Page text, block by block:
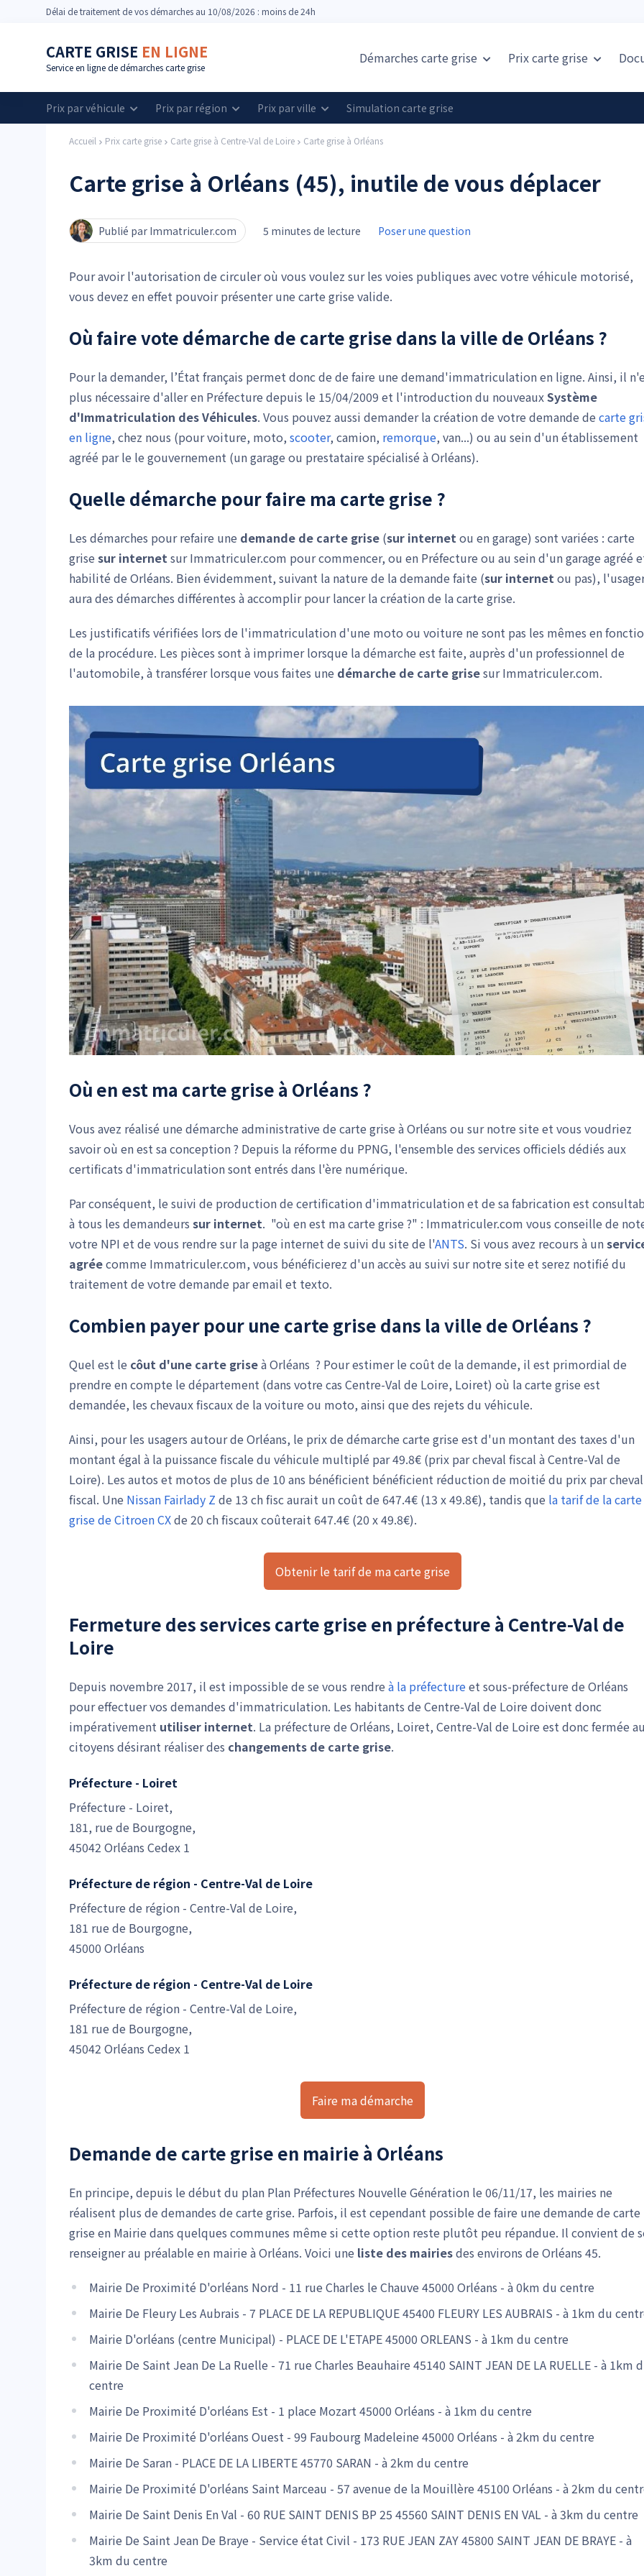
Délai de traitement de vos démarches au 10/08/2026 : moins de 24h
CARTE GRISE EN LIGNE
Service en ligne de démarches carte grise
Démarches carte grise Prixcarte grise
Prix par véhicule Prix par région Prix par ville Simulation carte grise
Accueil Prix carte grise Carte grise à Centre-Val de Loire Carte grise à Orléans
Carte grise à Orléans (45), inutile de vous déplacer
Publié par Immatriculer.com 5 minutes de lecture Poser une question
Pour avoir l'autorisation de circuler où vous voulez sur les voies publiques avec votre véhicule motorisé,
vous devez en effet pouvoir présenter une carte grise valide.
Où faire vote démarche de carte grise dans la ville de Orléans ?
Pour la demander, l’État français permet donc de de faire une demand'immatriculation en ligne. Ainsi, il
plus nécessaire d'aller en Préfecture depuis le 15/04/2009 et l'introduction du nouveauxSystème
d'Immatriculation des Véhicules. Vous pouvez aussi demander la création de votre demande de carte
en ligne, chez nous (pour voiture, moto, scooter, camion, remorque, van...) ou au sein d'un établissement
agréé par le le gouvernement (un garage ou prestataire spécialisé à Orléans).
Quelle démarche pour faire ma carte grise ?
Les démarches pour refaire une demande de carte grise (sur internetou en garage) sont variées : carte
grise sur internetsur Immatriculer.com pour commencer, ou en Préfecture ou au sein d'un garage agréé
habilité de Orléans. Bien évidemment, suivant la nature de la demande faite (sur internetou pas),
aura des démarches différentes à accomplir pour lancer la création de la carte grise.
Les justificatifs vérifiées lors de l'immatriculation d'une moto ou voiture ne sont pas les mêmes en
de la procédure. Les pièces sont à imprimer lorsque la démarche est faite, auprès d'un professionnel de
l'automobile, à transférer lorsque vous faites une démarche de carte grisesur Immatriculer.com.
Où en est ma carte grise à Orléans ?
Vous avez réalisé une démarche administrative de carte grise à Orléans ou sur notre site et vous voudriez
savoir où en est sa conception ? Depuis la réforme du PPNG, l'ensemble des services officiels dédiés aux
certificats d'immatriculation sont entrés dans l'ère numérique.
Par conséquent, le suivi de production de certification d'immatriculation et de sa fabrication est
à tous les demandeurs sur internet. "où en est ma carte grise ?" : Immatriculer.com vous conseille de
votre NPI et de vous rendre sur la page internet de suivi du site de l'ANTS. Si vous avez recours à un
agréecomme Immatriculer.com, vous bénéficierez d'un accès au suivi sur notre site et serez notifié du
traitement de votre demande par email et texto.
Combien payer pour une carte grise dans la ville de Orléans ?
Quel est le côut d'une carte griseà Orléans ? Pour estimer le coût de la demande, il est primordial de
prendre en compte le département (dans votre cas Centre-Val de Loire, Loiret) où la carte grise est
demandée, les chevaux fiscaux de la voiture ou moto, ainsi que des rejets du véhicule.
Ainsi, pour les usagers autour de Orléans, le prix de démarche carte grise est d'un montant des taxes d'un
montant égal à la puissance fiscale du véhicule multiplé par 49.8€ (prix par cheval fiscal à Centre-Val de
Loire). Les autos et motos de plus de 10 ans bénéficient bénéficient réduction de moitié du prix par cheval
fiscal. Une Nissan Fairlady Z de 13 ch fisc aurait un coût de 647.4€ (13 x 49.8€), tandis que la tarif de la carte
grise de Citroen CXde 20 ch fiscaux coûterait 647.4€ (20 x 49.8€).
Obtenir le tarif de ma carte grise
Fermeture des services carte grise en préfecture à Centre-Val de
Loire
Depuis novembre 2017, il est impossible de se vous rendre à la préfectureet sous-préfecture de Orléans
pour effectuer vos demandes d'immatriculation. Les habitants de Centre-Val de Loire doivent donc
impérativement utiliser internet. La préfecture de Orléans, Loiret, Centre-Val de Loire est donc fermée
citoyens désirant réaliser des changements de carte grise.
Préfecture - Loiret
Préfecture - Loiret,
181, rue de Bourgogne,
45042 Orléans Cedex 1
Préfecture de région - Centre-Val de Loire
Préfecture de région - Centre-Val de Loire,
181 rue de Bourgogne,
45000 Orléans
Préfecture de région - Centre-Val de Loire
Préfecture de région - Centre-Val de Loire,
181 rue de Bourgogne,
45042 Orléans Cedex 1
Faire ma démarche
Demande de carte grise en mairie à Orléans
En principe, depuis le début du plan Plan Préfectures Nouvelle Génération le 06/11/17, les mairies ne
réalisent plus de demandes de carte grise. Parfois, il est cependant possible de faire une demande de carte
grise en Mairie dans quelques communes même si cette option reste plutôt peu répandue. Il convient de
renseigner au préalable en mairie à Orléans. Voici une liste des mairiesdes environs de Orléans 45.
Mairie De Proximité D'orléans Nord - 11 rue Charles le Chauve 45000 Orléans - à 0km du centre
Mairie De Fleury Les Aubrais - 7 PLACE DE LA REPUBLIQUE 45400 FLEURY LES AUBRAIS - à 1km du
Mairie D'orléans (centre Municipal) - PLACE DE L'ETAPE 45000 ORLEANS - à 1km du centre
Mairie De Saint Jean De La Ruelle - 71 rue Charles Beauhaire 45140 SAINT JEAN DE LA RUELLE - à 1km
centre
Mairie De Proximité D'orléans Est - 1 place Mozart 45000 Orléans - à 1km du centre
Mairie De Proximité D'orléans Ouest - 99 Faubourg Madeleine 45000 Orléans - à 2km du centre
Mairie De Saran - PLACE DE LA LIBERTE 45770 SARAN - à 2km du centre
Mairie De Proximité D'orléans Saint Marceau - 57 avenue de la Mouillère 45100 Orléans - à 2km du
Mairie De Saint Denis En Val - 60 RUE SAINT DENIS BP 25 45560 SAINT DENIS EN VAL - à 3km du centre
Mairie De Saint Jean De Braye - Service état Civil - 173 RUE JEAN ZAY 45800 SAINT JEAN DE BRAYE - à
3km du centre